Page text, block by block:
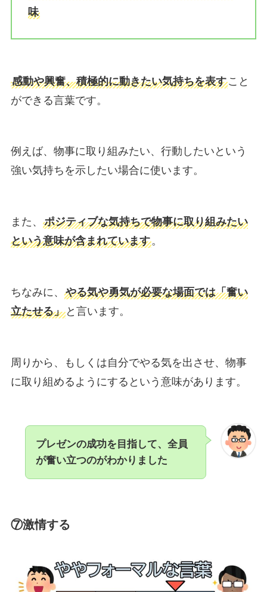
味
感動や興奮、積極的に動きたい気持ちを表すこと
ができる言葉です。
例えば、物事に取り組みたい、行動したいという
強い気持ちを示したい場合に使います。
また、 ポジティブな気持ちで物事に取り組みたい
という意味が含まれています。
ちなみに、 やる気や勇気が必要な場面では「奮い
立たせる」と言います。
周りから、もしくは自分でやる気を出させ、物事
に取り組めるようにするという意味があります。
プレゼンの成功を目指して、全員
が奮い立つのがわかりました
⑦激情する